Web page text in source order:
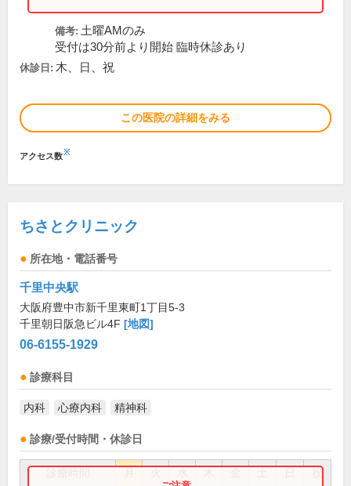
備考: 土曜AMのみ
受付は30分前より開始 臨時休診あり
休診日: 木、日、祝
この医院の詳細をみる
アクセス数※
ちさとクリニック
所在地・電話番号
千里中央駅
大阪府豊中市新千里東町1丁目5-3
千里朝日阪急ビル4F [地図]
06-6155-1929
診療科目
内科 心療内科 精神科
診療/受付時間・休診日
祝